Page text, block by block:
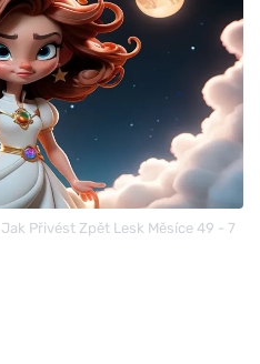
Přivést Zpět Lesk Měsíce 49 - 7